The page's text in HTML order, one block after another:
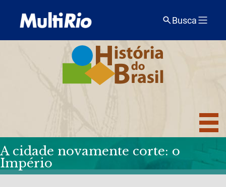
Busca
A cidade novamente corte: o
Império